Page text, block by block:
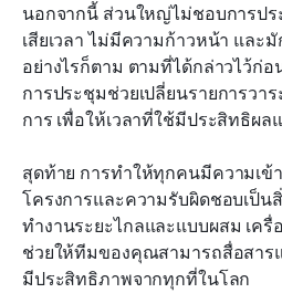
นอกจากนี้ ส่วนใหญ่ไม่ชอบการปร
เสียเวลา ไม่มีความก้าวหน้า และมั
อย่างไรก็ตาม ตามที่ได้กล่าวไว้ก่
การประชุมช่วยเปลี่ยนรายการวา
การ เพื่อให้เวลาที่ใช้มีประสิทธิผ
สุดท้าย การทำให้ทุกคนมีความเข้
โครงการและความรับผิดชอบเป็
ทำงานระยะไกลและแบบผสม เค
ช่วยให้ทีมของคุณสามารถสื่อสาร
มีประสิทธิภาพจากทุกที่ในโลก